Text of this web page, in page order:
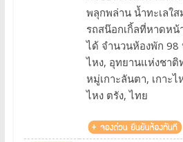
พลุกพล่าน น้ำทะเลใส
รถสน๊อกเกิ้ลที่หาดหน้
ได้ จำนวนห้องพัก 98
ไหง, อุทยานแห่งชาติ
หมู่เกาะลันตา, เกาะไ
ไหง ตรัง, ไทย